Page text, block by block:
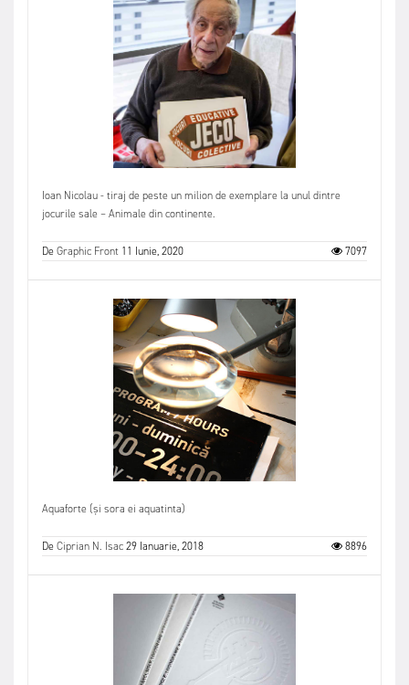
Ioan Nicolau - tiraj de peste un milion de exemplare la unul dintre
jocurile sale – Animale din continente.
DeGraphic Front 11 Iunie, 2020 7097
Aquaforte (și sora ei aquatinta)
DeCiprian N. Isac29 Ianuarie, 2018 8896